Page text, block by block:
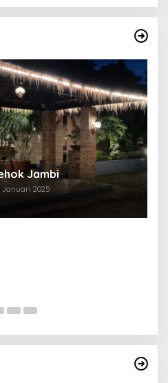
Jambi
Januari 2025